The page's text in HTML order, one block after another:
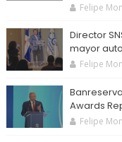
Felipe
Director
mayor
Felipe
Awards
Felipe